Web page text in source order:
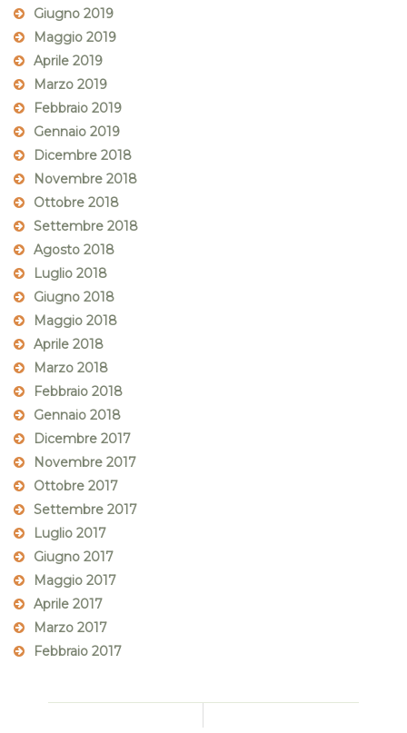
Giugno 2019
Maggio 2019
Aprile 2019
Marzo 2019
Febbraio 2019
Gennaio 2019
Dicembre 2018
Novembre 2018
Ottobre 2018
Settembre 2018
Agosto 2018
Luglio 2018
Giugno 2018
Maggio 2018
Aprile 2018
Marzo 2018
Febbraio 2018
Gennaio 2018
Dicembre 2017
Novembre 2017
Ottobre 2017
Settembre 2017
Luglio 2017
Giugno 2017
Maggio 2017
Aprile 2017
Marzo 2017
Febbraio 2017